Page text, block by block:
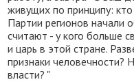
живущих по принципу:
Партии регионов начали
считают - у кого больше
и царь в этой стране.
признаки
власти? "